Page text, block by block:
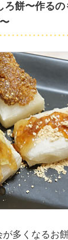
ろ餅〜作る
多くなるお餅